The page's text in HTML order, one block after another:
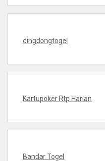
dingdongtogel
Kartupoker Rtp Harian
Bandar Togel